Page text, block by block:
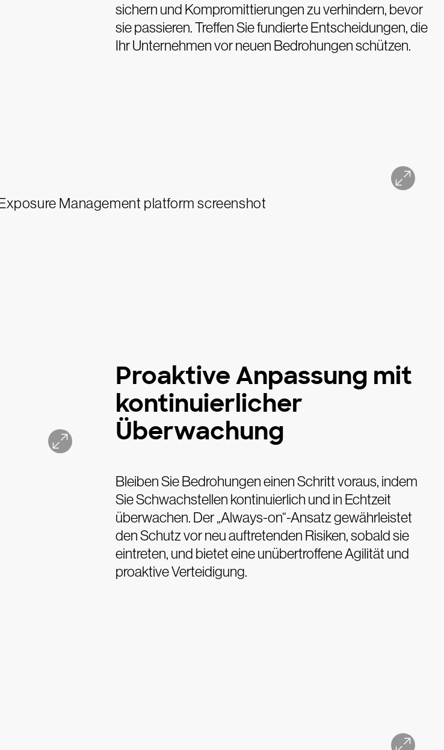
sichern und Kompromittierungen zu verhindern, bevor
sie passieren. Treffen Sie fundierte Entscheidungen, die
Ihr Unternehmen vor neuen Bedrohungen schützen.
Proaktive Anpassung mit
kontinuierlicher
Überwachung
Bleiben Sie Bedrohungen einen Schritt voraus, indem
Sie Schwachstellen kontinuierlich und in Echtzeit
überwachen. Der „Always-on“-Ansatz gewährleistet
den Schutz vor neu auftretenden Risiken, sobald sie
eintreten, und bietet eine unübertroffene Agilität und
proaktive Verteidigung.